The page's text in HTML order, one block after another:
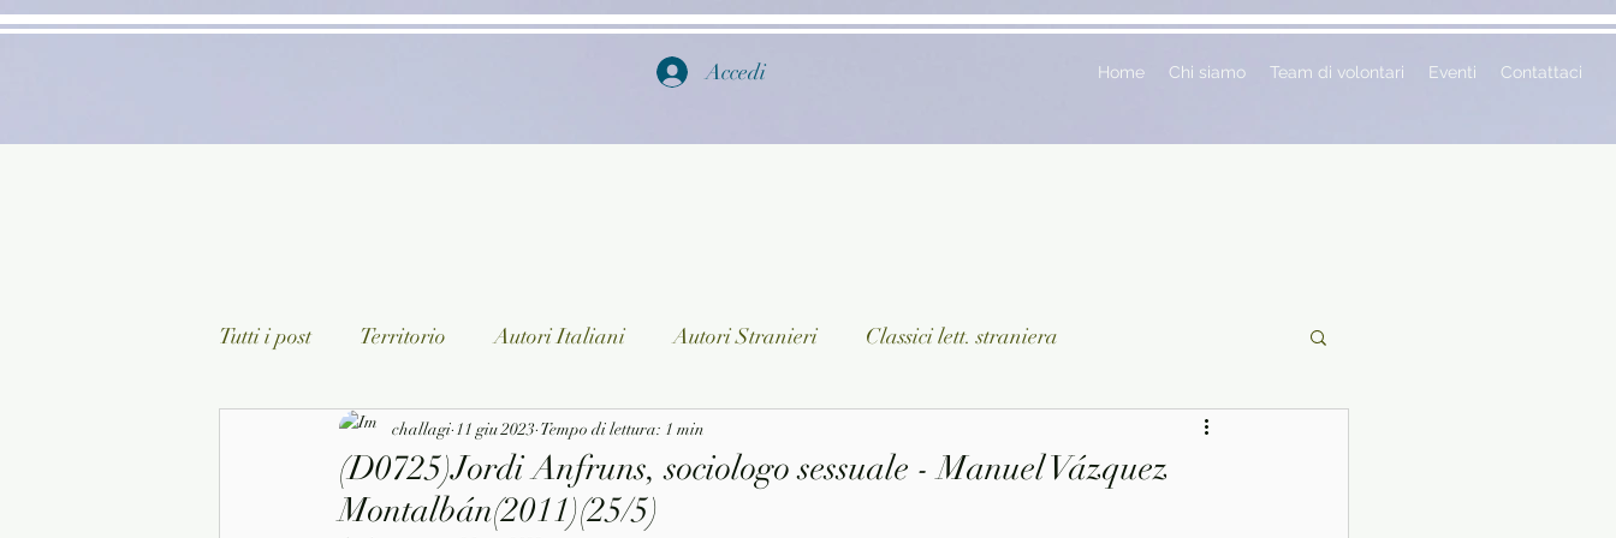
Accedi Home Chi siamo Team di volontari Eventi Contattaci
Tutti i post Territorio Autori Italiani Autori Stranieri Classici lett. straniera
Classici lett. italiana Saggistica Ragazzi
Arte/Pittura Teatro/Poesia/Musica
(D0725)Jordi Anfruns, sociologo sessuale - Manuel Vázquez
Montalbán(2011)(25/5)
challagi 11 giu 2023 Tempo di lettura: 1 min